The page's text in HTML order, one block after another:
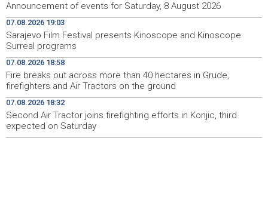
Od ranih jutarnjih sati duge kolone putničkih vozila na
pojedinim graničnim prelazima
09:00
Blidinje sve privlačnije ljetno odredište, turizam raste uz
izazove očuvanja prirode
08:55 Najave događaja za 9. 8. 2026. godine (nedjelja)
08:30
Nova slikovnica Anite Lovrić djecu kroz ilustracije uvodi
u radosna otajstva krunice
Announcement of events for Saturday, 8 August 2026
07.08.2026 19:03
Sarajevo Film Festival presents Kinoscope and Kinoscope
Surreal programs
07.08.2026 18:58
Fire breaks out across more than 40 hectares in Grude,
firefighters and Air Tractors on the ground
07.08.2026 18:32
Second Air Tractor joins firefighting efforts in Konjic, third
expected on Saturday